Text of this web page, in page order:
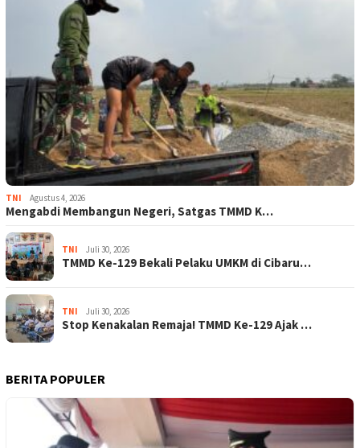
TNI Agustus 4, 2026
Mengabdi Membangun Negeri, Satgas TMMD K…
TNI Juli 30, 2026
TMMD Ke-129 Bekali Pelaku UMKM di Cibaru…
TNI Juli 30, 2026
Stop Kenakalan Remaja! TMMD Ke-129 Ajak …
BERITA POPULER